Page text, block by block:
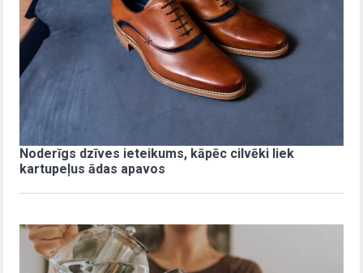
Noderīgs dzīves ieteikums, kāpēc cilvēki liek
kartupeļus ādas apavos